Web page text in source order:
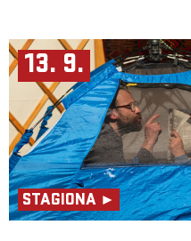
13. 9.
STAGIONA ►